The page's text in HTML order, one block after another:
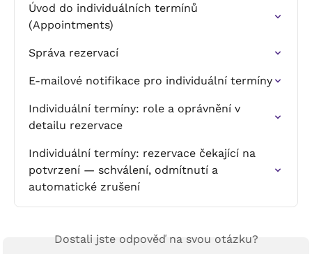
Úvod do individuálních termínů
(Appointments)
Správa rezervací
E-mailové notifikace pro individuální termíny
Individuální termíny: role a oprávnění v
detailu rezervace
Individuální termíny: rezervace čekající na
potvrzení — schválení, odmítnutí a
automatické zrušení
Dostali jste odpověď na svou otázku?